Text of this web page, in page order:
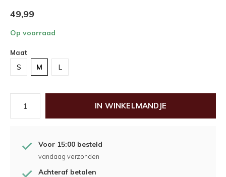
49,99
Op voorraad
Maat
S M L
IN WINKELMANDJE
Voor 15:00 besteld
vandaag verzonden
Achteraf betalen